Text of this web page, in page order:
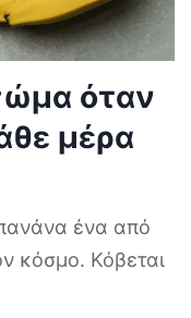
όταν
μέρα
ένα από
κόσμο. Κόβεται